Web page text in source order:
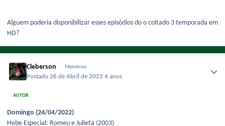
Alguem poderia disponibilizar esses episódios do o coitado 3 temporada em
HD?
Cleberson Membros
Postado26 de Abril de 20224 anos
AUTOR
Domingo (24/04/2022)
Hebe Especial: Romeu e Julieta (2003)